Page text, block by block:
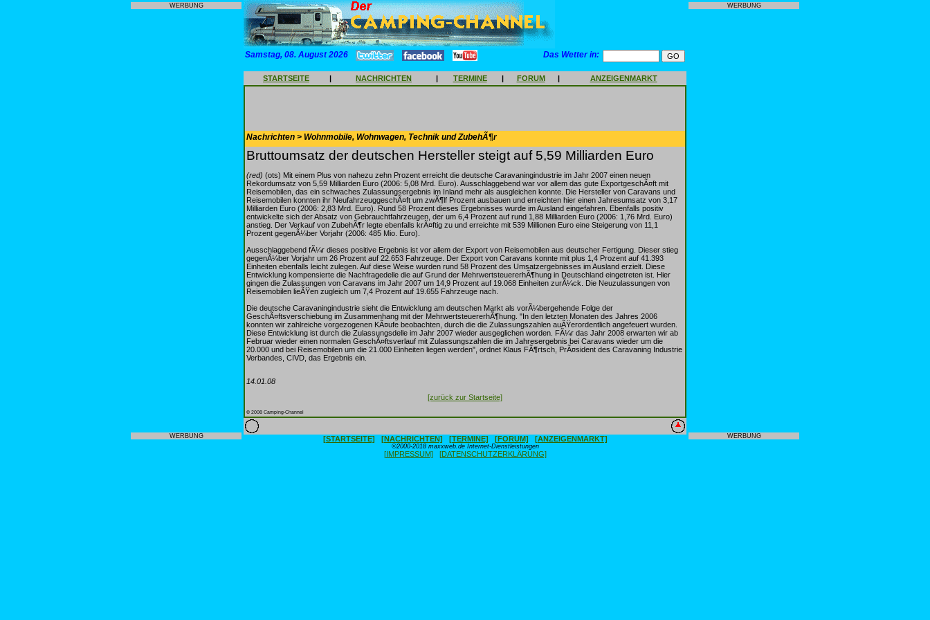
WERBUNG
WERBUNG
Samstag, 08. August 2026 Das Wetter in:
STARTSEITE | NACHRICHTEN | TERMINE | FORUM | ANZEIGENMARKT
Nachrichten > Wohnmobile, Wohnwagen, Technik und ZubehÃ¶r
Bruttoumsatz der deutschen Hersteller steigt auf 5,59 Milliarden Euro
(red) (ots) Mit einem Plus von nahezu zehn Prozent erreicht die deutsche Caravaningindustrie im Jahr 2007 einen neuen
Rekordumsatz von 5,59 Milliarden Euro (2006: 5,08 Mrd. Euro). Ausschlaggebend war vor allem das gute ExportgeschÃ¤ft mit
Reisemobilen, das ein schwaches Zulassungsergebnis im Inland mehr als ausgleichen konnte. Die Hersteller von Caravans und
Reisemobilen konnten ihr NeufahrzeuggeschÃ¤ft um zwÃ¶lf Prozent ausbauen und erreichten hier einen Jahresumsatz von 3,17
Milliarden Euro (2006: 2,83 Mrd. Euro). Rund 58 Prozent dieses Ergebnisses wurde im Ausland eingefahren. Ebenfalls positiv
entwickelte sich der Absatz von Gebrauchtfahrzeugen, der um 6,4 Prozent auf rund 1,88 Milliarden Euro (2006: 1,76 Mrd. Euro)
anstieg. Der Verkauf von ZubehÃ¶r legte ebenfalls krÃ¤ftig zu und erreichte mit 539 Millionen Euro eine Steigerung von 11,1
Prozent gegenÃ¼ber Vorjahr (2006: 485 Mio. Euro).
Ausschlaggebend fÃ¼r dieses positive Ergebnis ist vor allem der Export von Reisemobilen aus deutscher Fertigung. Dieser stieg
gegenÃ¼ber Vorjahr um 26 Prozent auf 22.653 Fahrzeuge. Der Export von Caravans konnte mit plus 1,4 Prozent auf 41.393
Einheiten ebenfalls leicht zulegen. Auf diese Weise wurden rund 58 Prozent des Umsatzergebnisses im Ausland erzielt. Diese
Entwicklung kompensierte die Nachfragedelle die auf Grund der MehrwertsteuererhÃ¶hung in Deutschland eingetreten ist. Hier
gingen die Zulassungen von Caravans im Jahr 2007 um 14,9 Prozent auf 19.068 Einheiten zurÃ¼ck. Die Neuzulassungen von
Reisemobilen lieÃŸen zugleich um 7,4 Prozent auf 19.655 Fahrzeuge nach.
Die deutsche Caravaningindustrie sieht die Entwicklung am deutschen Markt als vorÃ¼bergehende Folge der
GeschÃ¤ftsverschiebung im Zusammenhang mit der MehrwertsteuererhÃ¶hung. "In den letzten Monaten des Jahres 2006
konnten wir zahlreiche vorgezogenen KÃ¤ufe beobachten, durch die die Zulassungszahlen auÃŸerordentlich angefeuert wurden.
Diese Entwicklung ist durch die Zulassungsdelle im Jahr 2007 wieder ausgeglichen worden. FÃ¼r das Jahr 2008 erwarten wir ab
Februar wieder einen normalen GeschÃ¤ftsverlauf mit Zulassungszahlen die im Jahresergebnis bei Caravans wieder um die
20.000 und bei Reisemobilen um die 21.000 Einheiten liegen werden", ordnet Klaus FÃ¶rtsch, PrÃ¤sident des Caravaning Industrie
Verbandes, CIVD, das Ergebnis ein.
14.01.08
[zurück zur Startseite]
© 2008 Camping-Channel
[STARTSEITE] [NACHRICHTEN] [TERMINE] [FORUM] [ANZEIGENMARKT]
©2000-2018 maxxweb.de Internet-Dienstleistungen
[IMPRESSUM] [DATENSCHUTZERKLÄRUNG]
WERBUNG
WERBUNG